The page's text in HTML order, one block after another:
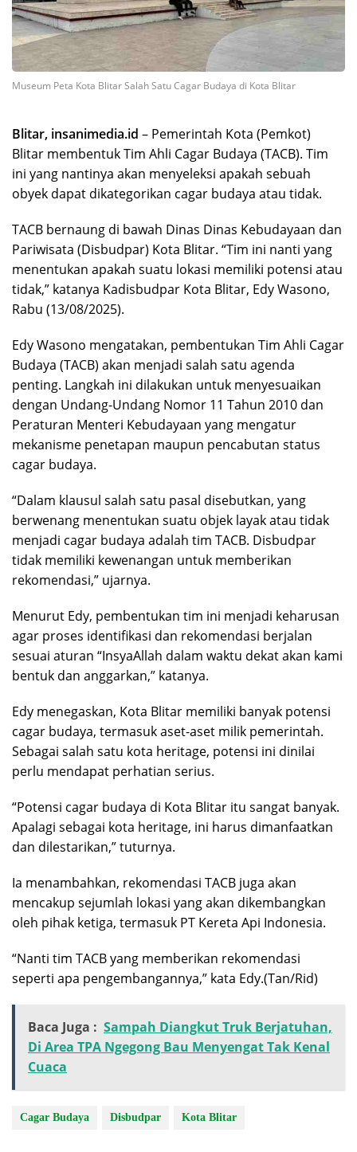
Museum Peta Kota Blitar Salah Satu Cagar Budaya di Kota Blitar
Blitar, insanimedia.id – Pemerintah Kota (Pemkot)
Blitar membentuk Tim Ahli Cagar Budaya (TACB). Tim
ini yang nantinya akan menyeleksi apakah sebuah
obyek dapat dikategorikan cagar budaya atau tidak.
TACB bernaung di bawah Dinas Dinas Kebudayaan dan
Pariwisata (Disbudpar) Kota Blitar. “Tim ini nanti yang
menentukan apakah suatu lokasi memiliki potensi atau
tidak,” katanya Kadisbudpar Kota Blitar, Edy Wasono,
Rabu (13/08/2025).
Edy Wasono mengatakan, pembentukan Tim Ahli Cagar
Budaya (TACB) akan menjadi salah satu agenda
penting. Langkah ini dilakukan untuk menyesuaikan
dengan Undang-Undang Nomor 11 Tahun 2010 dan
Peraturan Menteri Kebudayaan yang mengatur
mekanisme penetapan maupun pencabutan status
cagar budaya.
“Dalam klausul salah satu pasal disebutkan, yang
berwenang menentukan suatu objek layak atau tidak
menjadi cagar budaya adalah tim TACB. Disbudpar
tidak memiliki kewenangan untuk memberikan
rekomendasi,” ujarnya.
Menurut Edy, pembentukan tim ini menjadi keharusan
agar proses identifikasi dan rekomendasi berjalan
sesuai aturan “InsyaAllah dalam waktu dekat akan kami
bentuk dan anggarkan,” katanya.
Edy menegaskan, Kota Blitar memiliki banyak potensi
cagar budaya, termasuk aset-aset milik pemerintah.
Sebagai salah satu kota heritage, potensi ini dinilai
perlu mendapat perhatian serius.
“Potensi cagar budaya di Kota Blitar itu sangat banyak.
Apalagi sebagai kota heritage, ini harus dimanfaatkan
dan dilestarikan,” tuturnya.
Ia menambahkan, rekomendasi TACB juga akan
mencakup sejumlah lokasi yang akan dikembangkan
oleh pihak ketiga, termasuk PT Kereta Api Indonesia.
“Nanti tim TACB yang memberikan rekomendasi
seperti apa pengembangannya,” kata Edy.(Tan/Rid)
Baca Juga : Sampah Diangkut Truk Berjatuhan,
Di Area TPA Ngegong Bau Menyengat Tak Kenal
Cuaca
Cagar Budaya Disbudpar Kota Blitar